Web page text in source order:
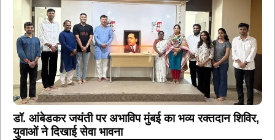
डॉ. आंबेडकर जयंती पर अभाविप मुंबई का भव्य रक्तदान शिविर,
युवाओं ने दिखाई सेवा भावना